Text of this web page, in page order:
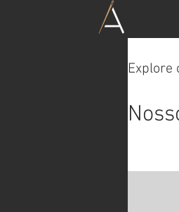
Explore